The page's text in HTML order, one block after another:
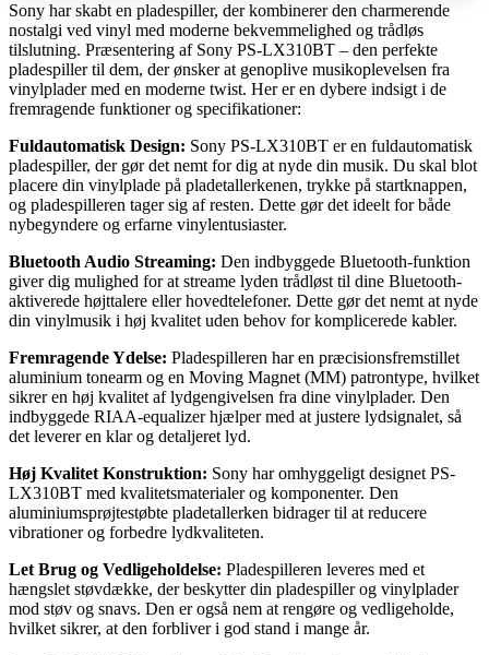
Sony har skabt en pladespiller, der kombinerer den charmerende
nostalgi ved vinyl med moderne bekvemmelighed og trådløs
tilslutning. Præsentering af Sony PS-LX310BT – den perfekte
pladespiller til dem, der ønsker at genoplive musikoplevelsen fra
vinylplader med en moderne twist. Her er en dybere indsigt i de
fremragende funktioner og specifikationer:
Fuldautomatisk Design: Sony PS-LX310BT er en fuldautomatisk
pladespiller, der gør det nemt for dig at nyde din musik. Du skal blot
placere din vinylplade på pladetallerkenen, trykke på startknappen,
og pladespilleren tager sig af resten. Dette gør det ideelt for både
nybegyndere og erfarne vinylentusiaster.
Bluetooth Audio Streaming: Den indbyggede Bluetooth-funktion
giver dig mulighed for at streame lyden trådløst til dine Bluetooth-
aktiverede højttalere eller hovedtelefoner. Dette gør det nemt at nyde
din vinylmusik i høj kvalitet uden behov for komplicerede kabler.
Fremragende Ydelse: Pladespilleren har en præcisionsfremstillet
aluminium tonearm og en Moving Magnet (MM) patrontype, hvilket
sikrer en høj kvalitet af lydgengivelsen fra dine vinylplader. Den
indbyggede RIAA-equalizer hjælper med at justere lydsignalet, så
det leverer en klar og detaljeret lyd.
Høj Kvalitet Konstruktion: Sony har omhyggeligt designet PS-
LX310BT med kvalitetsmaterialer og komponenter. Den
aluminiumsprøjtestøbte pladetallerken bidrager til at reducere
vibrationer og forbedre lydkvaliteten.
Let Brug og Vedligeholdelse: Pladespilleren leveres med et
hængslet støvdække, der beskytter din pladespiller og vinylplader
mod støv og snavs. Den er også nem at rengøre og vedligeholde,
hvilket sikrer, at den forbliver i god stand i mange år.